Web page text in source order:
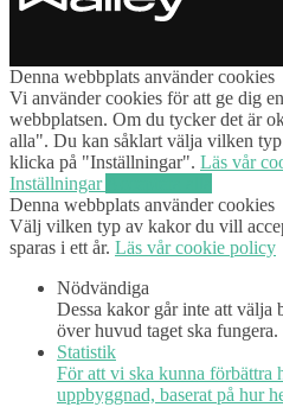
Denna webbplats använder cookies
Vi använder cookies för att ge dig
webbplatsen. Om du tycker det är
alla". Du kan såklart välja vilken
klicka på "Inställningar". Läs vår
Inställningar
Denna webbplats använder cookies
Välj vilken typ av kakor du vill
sparas i ett år. Läs vår cookie policy
Nödvändiga
Dessa kakor går inte att välja
över huvud taget ska fungera.
Statistik
För att vi ska kunna förbättra
uppbyggnad, baserat på hur